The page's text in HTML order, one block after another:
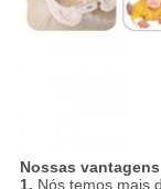
Nossas vantagens
1. Nós temos mais